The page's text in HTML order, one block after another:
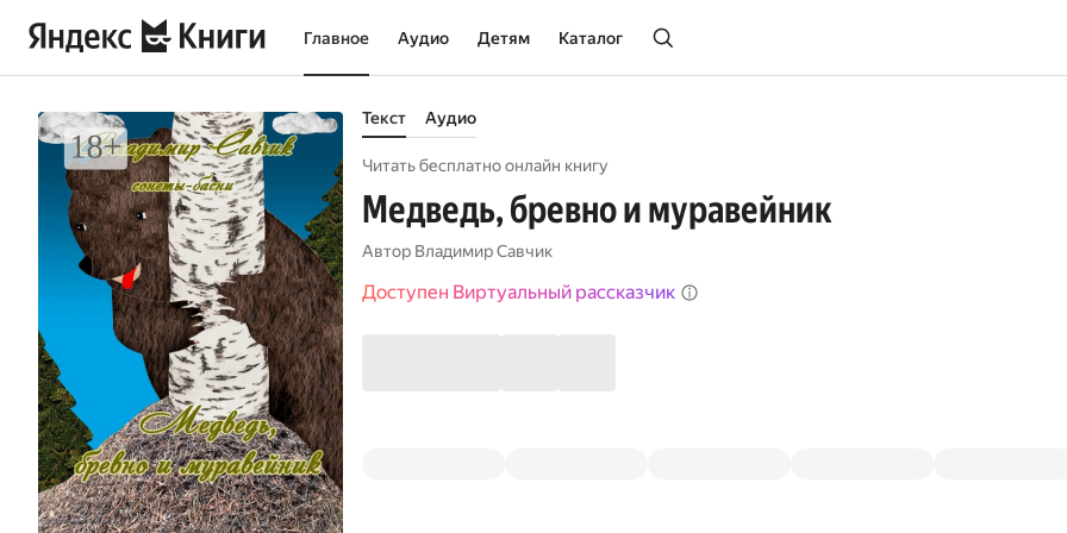
Главное Аудио Детям Каталог
Текст Аудио
Читать бесплатно онлайн книгу
Медведь, бревно и муравейник
Автор Владимир Савчик
Доступен Виртуальный рассказчик